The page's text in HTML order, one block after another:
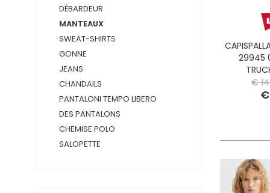
DÉBARDEUR
MANTEAUX
SWEAT-SHIRTS
GONNE
JEANS
CHANDAILS
PANTALONI TEMPO LIBERO
DES PANTALONS
CHEMISE POLO
SALOPETTE
29945
€